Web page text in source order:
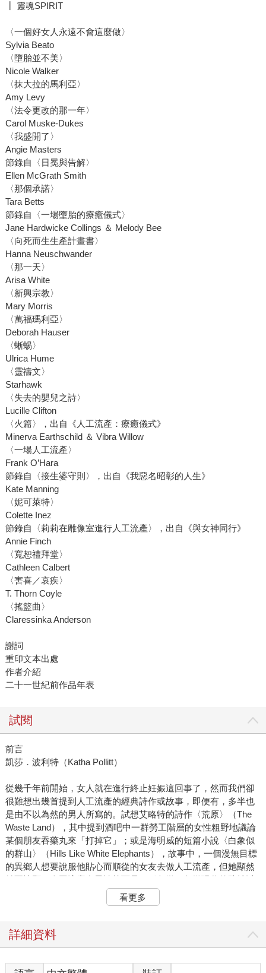
┃ 靈魂SPIRIT
〈一個好女人永遠不會這麼做〉
Sylvia Beato
〈墮胎並不美〉
Nicole Walker
〈抹大拉的馬利亞〉
Amy Levy
〈法令更改的那一年〉
Carol Muske-Dukes
〈我盛開了〉
Angie Masters
節錄自〈日冕與告解〉
Ellen McGrath Smith
〈那個承諾〉
Tara Betts
節錄自〈一場墮胎的療癒儀式〉
Jane Hardwicke Collings ＆ Melody Bee
〈向死而生生產計畫書〉
Hanna Neuschwander
〈那一天〉
Arisa White
〈新興宗教〉
Mary Morris
〈萬福瑪利亞〉
Deborah Hauser
〈蜥蜴〉
Ulrica Hume
〈靈禱文〉
Starhawk
〈失去的嬰兒之詩〉
Lucille Clifton
〈火篇〉，出自《人工流產：療癒儀式》
Minerva Earthschild ＆ Vibra Willow
〈一場人工流產〉
Frank O’Hara
節錄自〈接生婆守則〉，出自《我惡名昭彰的人生》
Kate Manning
〈妮可萊特〉
Colette Inez
節錄自〈莉莉在雕像室進行人工流產〉，出自《與女神同行》
Annie Finch
〈寬恕禮拜堂〉
Cathleen Calbert
〈害喜／哀疾〉
T. Thorn Coyle
〈搖籃曲〉
Claressinka Anderson
謝詞
重印文本出處
作者介紹
二十一世紀前作品年表
試閱
前言
凱莎．波利特（Katha Pollitt）
從幾千年前開始，女人就在進行終止妊娠這回事了，然而我們卻
很難想出幾首提到人工流產的經典詩作或故事，即便有，多半也
是由不以為然的男人所寫的。試想艾略特的詩作〈荒原〉（The
Waste Land），其中提到酒吧中一群勞工階層的女性粗野地議論
某個朋友吞藥丸來「打掉它」；或是海明威的短篇小說〈白象似
的群山〉（Hills Like White Elephants），故事中，一個漫無目標
的異鄉人想要說服他貼心而順從的女友去做人工流產，但她顯然
並不情願。人工流產在男性筆下是一種象徵，象徵現代的疏離以
及更廣泛的貧乏，幾乎沒有例外。
唯有女性作家才能賦予這個主題血淋淋的現實感以及情感面與社
性就在書寫人工流產，既是記錄個人經驗，也視其為廣泛的議
人工流產是數百萬女性共有的經驗，但世上卻不存在一種普遍性
看更多
詳細資料